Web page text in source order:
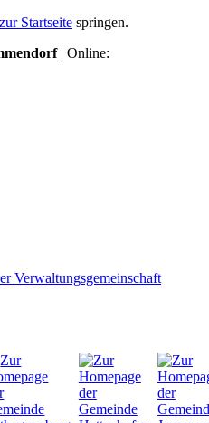
zur Startseite springen.
| Online: